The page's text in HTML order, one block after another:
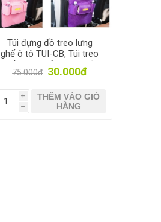
Túi đựng đồ treo lưng
ghế ô tô TUI-CB, Túi treo
ghế xe hơi Vải không dệt,
Túi sau ghế xe đa năng
75.000đ 30.000đ
i
h
THÊM VÀO GIỎ
HÀNG